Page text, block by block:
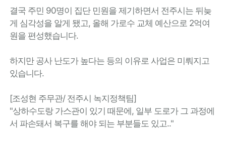
결국 주민 90명이 집단 민원을 제기하면서 전주시는 뒤늦
게 심각성을 알게 됐고, 올해 가로수 교체 예산으로 2억여
원을 편성했습니다.
하지만 공사 난도가 높다는 등의 이유로 사업은 미뤄지고
있습니다.
[조성현 주무관/ 전주시 녹지정책팀]
"상하수도랑 가스관이 있기 때문에, 일부 도로가 그 과정에
서 파손돼서 복구를 해야 되는 부분들도 있고.."